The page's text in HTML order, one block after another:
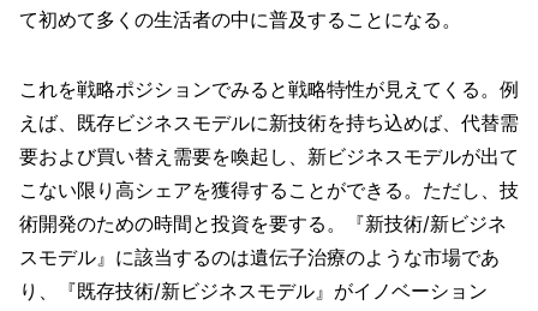
て初めて多くの生活者の中に普及することになる。
これを戦略ポジションでみると戦略特性が見えてくる。例
えば、既存ビジネスモデルに新技術を持ち込めば、代替需
要および買い替え需要を喚起し、新ビジネスモデルが出て
こない限り高シェアを獲得することができる。ただし、技
術開発のための時間と投資を要する。『新技術/新ビジネ
スモデル』に該当するのは遺伝子治療のような市場であ
り、『既存技術/新ビジネスモデル』がイノベーション